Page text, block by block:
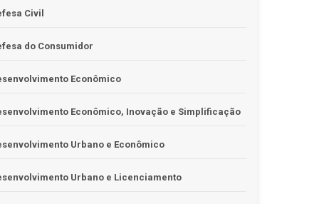
Civil
do Consumidor
Econômico
Econômico, Inovação e Simplificação
Urbano e Econômico
Urbano e Licenciamento